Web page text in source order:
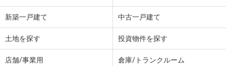
新築一戸建て 中古一戸建て
土地を探す 投資物件を探す
店舗/事業用 倉庫/トランクルーム